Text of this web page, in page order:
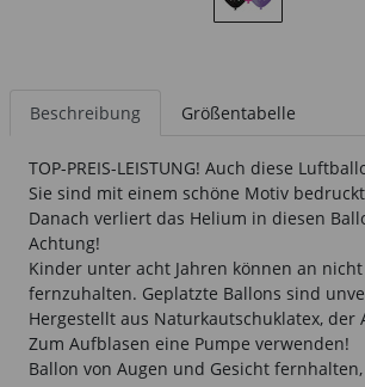
Beschreibung Größentabelle
TOP-PREIS-LEISTUNG! Auch diese
Sie sind mit einem schöne Motiv
Danach verliert das Helium in diesen
Achtung!
Kinder unter acht Jahren können an
fernzuhalten. Geplatzte Ballons sind
Hergestellt aus Naturkautschuklatex, der
Zum Aufblasen eine Pumpe verwenden!
Ballon von Augen und Gesicht